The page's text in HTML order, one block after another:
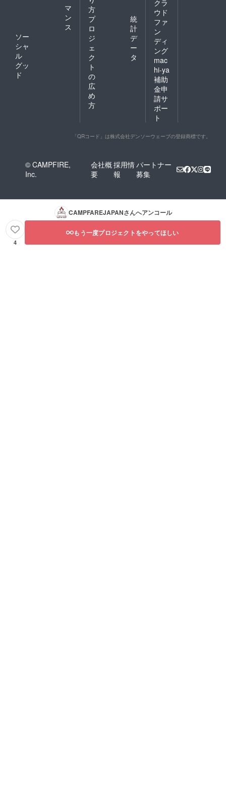
材の為
りま
す。ご
マ
ン
ス
ソー
シャ
ル
グッ
ド
方
プ
ロ
ジ
ェ
ク
ト
の
広
め
方
統
計
デ
ー
タ
クラ
ウド
ファ
ン
ディ
ング
mac
hi-ya
補助
金申
請サ
ポー
ト
「QRコード」は株式会社デンソーウェーブの登録商標です。
© CAMPFIRE,
Inc.
会社概
要
採用情
報
パートナー
募集
CAMPFAREJAPANさんへアンコール
4
もう一度プロジェクトをやってほしい